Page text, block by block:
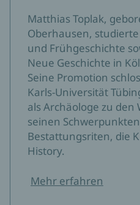
Matthias Toplak,
Oberhausen,
und Frühgeschichte
Neue Geschichte in
Seine Promotion
Karls-Universität
als Archäologe zu
seinen
Bestattungsriten, die
History.
Mehr erfahren